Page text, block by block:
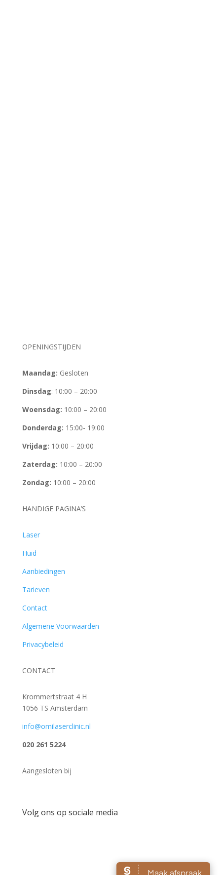
OPENINGSTIJDEN
Maandag: Gesloten
Dinsdag: 10:00 – 20:00
Woensdag: 10:00 – 20:00
Donderdag: 15:00- 19:00
Vrijdag: 10:00 – 20:00
Zaterdag: 10:00 – 20:00
Zondag: 10:00 – 20:00
HANDIGE PAGINA’S
Laser
Huid
Aanbiedingen
Tarieven
Contact
Algemene Voorwaarden
Privacybeleid
CONTACT
Krommertstraat 4 H
1056 TS Amsterdam
info@omilaserclinic.nl
020 261 5224
Aangesloten bij
Volg ons op sociale media